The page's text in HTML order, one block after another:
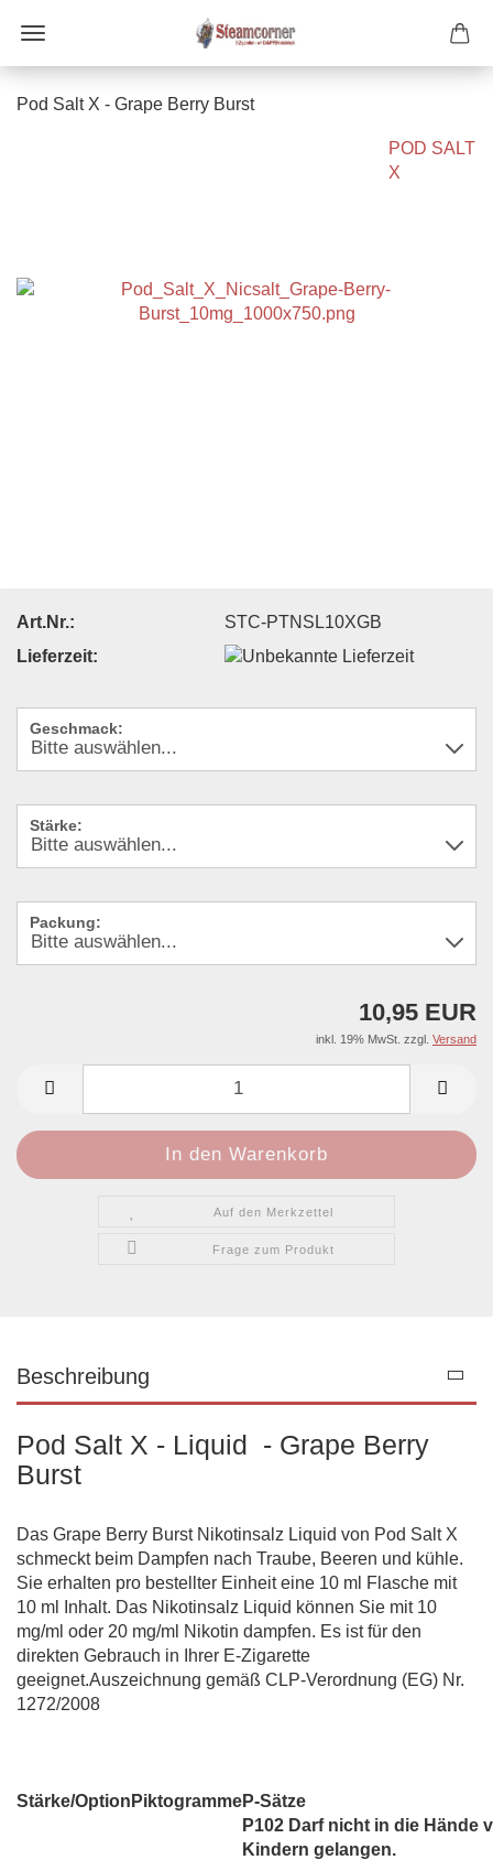
Pod Salt X - Grape Berry Burst
POD SALT
X
Art.Nr.:
STC-PTNSL10XGB
Lieferzeit:
Geschmack:
Stärke:
Packung:
10,95 EUR
inkl. 19% MwSt. zzgl. Versand
Auf den Merkzettel
Frage zum Produkt
Beschreibung
Pod Salt X - Liquid - Grape Berry
Burst
Das Grape Berry Burst Nikotinsalz Liquid von Pod Salt X
schmeckt beim Dampfen nach Traube, Beeren und kühle.
Sie erhalten pro bestellter Einheit eine 10 ml Flasche mit
10 ml Inhalt. Das Nikotinsalz Liquid können Sie mit 10
mg/ml oder 20 mg/ml Nikotin dampfen. Es ist für den
direkten Gebrauch in Ihrer E-Zigarette
geeignet.Auszeichnung gemäß CLP-Verordnung (EG) Nr.
1272/2008
Stärke/Option PiktogrammeP-Sätze
P102 Darf nicht in die Hände
Kindern gelangen.